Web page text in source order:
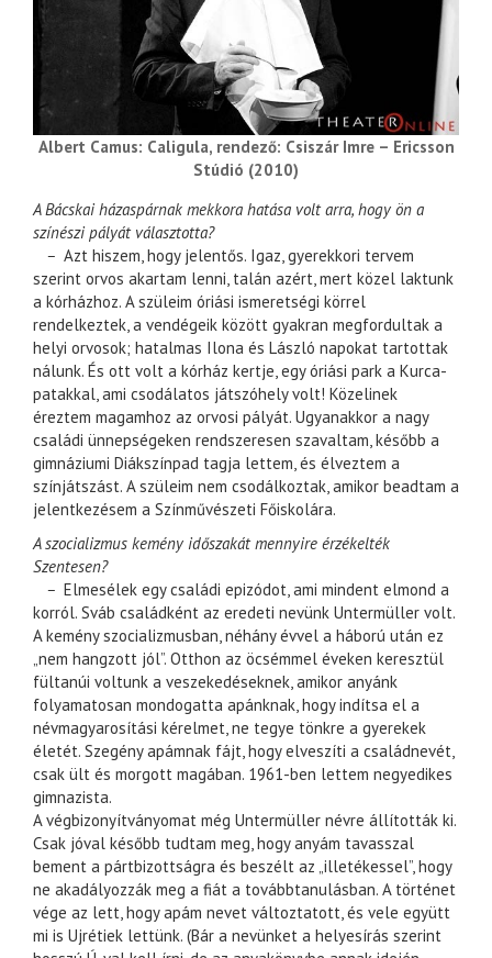
Albert Camus: Caligula, rendező: Csiszár Imre – Ericsson
Stúdió (2010)
A Bácskai házaspárnak mekkora hatása volt arra, hogy ön a
színészi pályát választotta?
– Azt hiszem, hogy jelentős. Igaz, gyerekkori tervem
szerint orvos akartam lenni, talán azért, mert közel laktunk
a kórházhoz. A szüleim óriási ismeretségi körrel
rendelkeztek, a vendégeik között gyakran megfordultak a
helyi orvosok; hatalmas Ilona és László napokat tartottak
nálunk. És ott volt a kórház kertje, egy óriási park a Kurca-
patakkal, ami csodálatos játszóhely volt! Közelinek
éreztem magamhoz az orvosi pályát. Ugyanakkor a nagy
családi ünnepségeken rendszeresen szavaltam, később a
gimnáziumi Diákszínpad tagja lettem, és élveztem a
színjátszást. A szüleim nem csodálkoztak, amikor beadtam a
jelentkezésem a Színművészeti Főiskolára.
A szocializmus kemény időszakát mennyire érzékelték
Szentesen?
– Elmesélek egy családi epizódot, ami mindent elmond a
korról. Sváb családként az eredeti nevünk Untermüller volt.
A kemény szocializmusban, néhány évvel a háború után ez
„nem hangzott jól”. Otthon az öcsémmel éveken keresztül
fültanúi voltunk a veszekedéseknek, amikor anyánk
folyamatosan mondogatta apánknak, hogy indítsa el a
névmagyarosítási kérelmet, ne tegye tönkre a gyerekek
életét. Szegény apámnak fájt, hogy elveszíti a családnevét,
csak ült és morgott magában. 1961-ben lettem negyedikes
gimnazista.
A végbizonyítványomat még Untermüller névre állították ki.
Csak jóval később tudtam meg, hogy anyám tavasszal
bement a pártbizottságra és beszélt az „illetékessel”, hogy
ne akadályozzák meg a fiát a továbbtanulásban. A történet
vége az lett, hogy apám nevet változtatott, és vele együtt
mi is Ujrétiek lettünk. (Bár a nevünket a helyesírás szerint